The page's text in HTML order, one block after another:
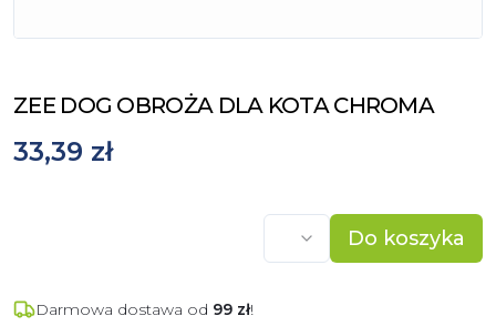
ZEE DOG OBROŻA DLA KOTA CHROMA
33,39 zł
Do koszyka
Darmowa dostawa od 99 zł!